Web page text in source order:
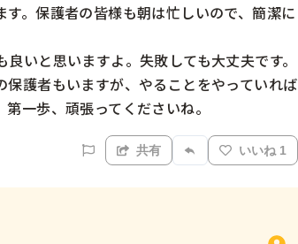
。保護者の皆様も朝は忙しいので、簡潔に
いと思いますよ。失敗しても大丈夫です。
護者もいますが、やることをやっていれば
共有 いいね 1